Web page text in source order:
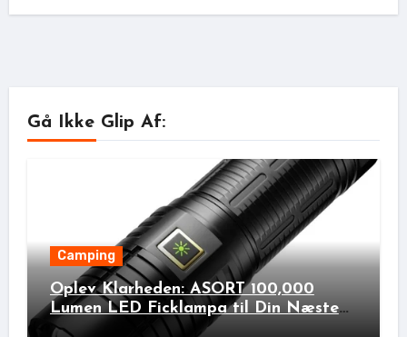
Gå Ikke Glip Af:
Camping
Oplev Klarheden: ASORT 100,000
Lumen LED Ficklampa til Din Næste
Udendørs Eventyr!